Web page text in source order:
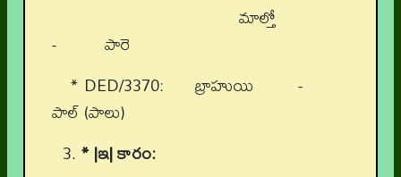
మాల్తో
- పారె
* DED/3370: బ్రాహుయి -
పాల్ (పాలు)
* |ఇ| కారం: